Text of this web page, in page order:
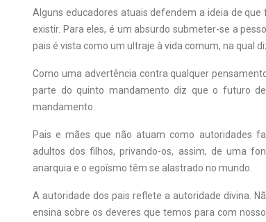
Alguns educadores atuais defendem a ideia de
existir. Para eles, é um absurdo submeter-se a
pais é vista como um ultraje à vida comum, na qual
Como uma advertência contra qualquer
parte do quinto mandamento diz que o futuro
mandamento.
Pais e mães que não atuam como autoridades
adultos dos filhos, privando-os, assim, de uma
anarquia e o egoísmo têm se alastrado no mundo.
A autoridade dos pais reflete a autoridade divina.
ensina sobre os deveres que temos para com